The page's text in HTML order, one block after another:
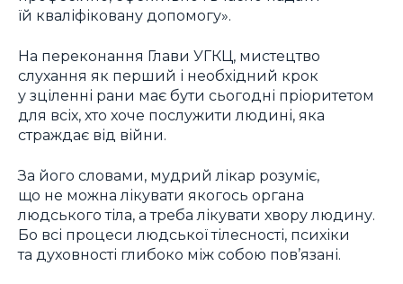
їй кваліфіковану допомогу».
На переконання Глави УГКЦ, мистецтво
слухання як перший і необхідний крок
у зціленні рани має бути сьогодні пріоритетом
для всіх, хто хоче послужити людині, яка
страждає від війни.
За його словами, мудрий лікар розуміє,
що не можна лікувати якогось органа
людського тіла, а треба лікувати хвору людину.
Бо всі процеси людської тілесності, психіки
та духовності глибоко між собою пов’язані.